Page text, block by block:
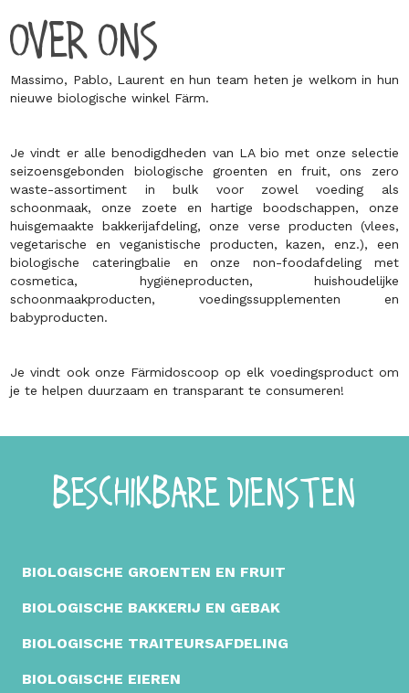
OVER ONS
Massimo, Pablo, Laurent en hun team heten je welkom in hun
nieuwe biologische winkel Färm.
Je vindt er alle benodigdheden van LA bio met onze selectie
seizoensgebonden biologische groenten en fruit, ons zero
waste-assortiment in bulk voor zowel voeding als
schoonmaak, onze zoete en hartige boodschappen, onze
huisgemaakte bakkerijafdeling, onze verse producten (vlees,
vegetarische en veganistische producten, kazen, enz.), een
biologische cateringbalie en onze non-foodafdeling met
cosmetica, hygiëneproducten, huishoudelijke
schoonmaakproducten, voedingssupplementen en
babyproducten.
Je vindt ook onze Färmidoscoop op elk voedingsproduct om
je te helpen duurzaam en transparant te consumeren!
BESCHIKBARE DIENSTEN
BIOLOGISCHE GROENTEN EN FRUIT
BIOLOGISCHE BAKKERIJ EN GEBAK
BIOLOGISCHE TRAITEURSAFDELING
BIOLOGISCHE EIEREN